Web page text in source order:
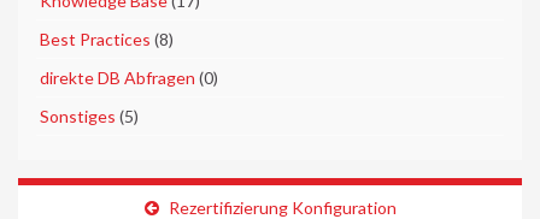
Best Practices (8)
direkte DB Abfragen (0)
Sonstiges (5)
Rezertifizierung Konfiguration